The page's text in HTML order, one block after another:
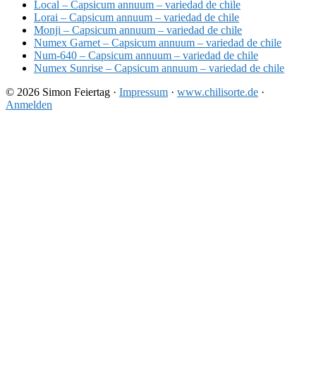
Local – Capsicum annuum – variedad de chile
Lorai – Capsicum annuum – variedad de chile
Monji – Capsicum annuum – variedad de chile
Numex Garnet – Capsicum annuum – variedad de chile
Num-640 – Capsicum annuum – variedad de chile
Numex Sunrise – Capsicum annuum – variedad de chile
© 2026 Simon Feiertag · Impressum · www.chilisorte.de ·
Anmelden